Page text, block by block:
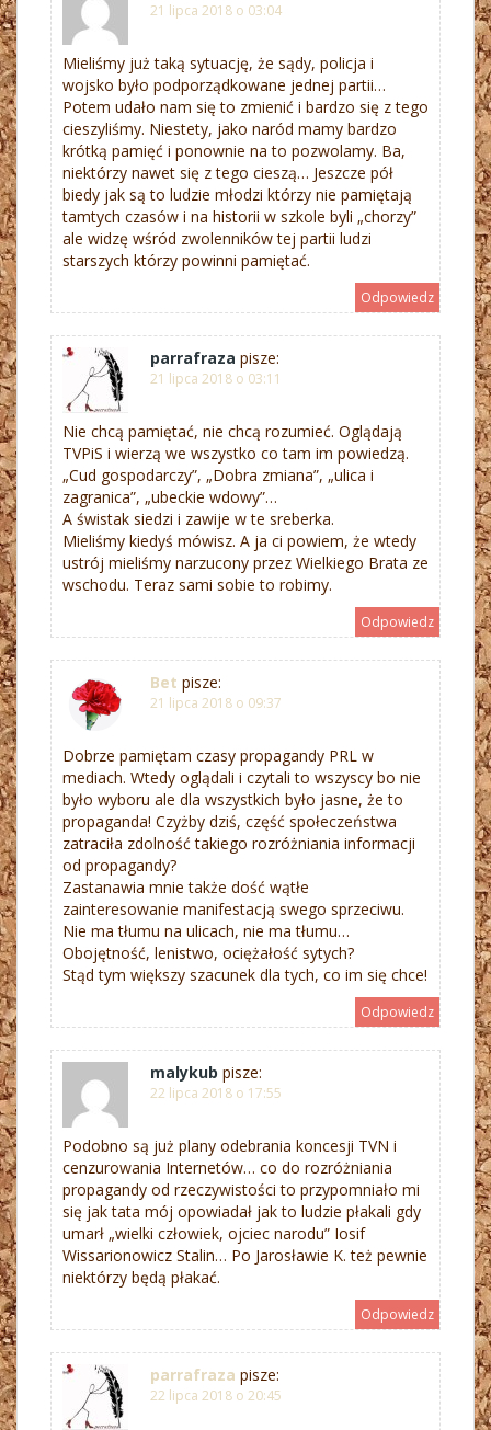
21 lipca 2018 o 03:04
Mieliśmy już taką sytuację, że sądy, policja i
wojsko było podporządkowane jednej partii…
Potem udało nam się to zmienić i bardzo się z tego
cieszyliśmy. Niestety, jako naród mamy bardzo
krótką pamięć i ponownie na to pozwolamy. Ba,
niektórzy nawet się z tego cieszą… Jeszcze pół
biedy jak są to ludzie młodzi którzy nie pamiętają
tamtych czasów i na historii w szkole byli „chorzy”
ale widzę wśród zwolenników tej partii ludzi
starszych którzy powinni pamiętać.
Odpowiedz
parrafraza pisze:
21 lipca 2018 o 03:11
Nie chcą pamiętać, nie chcą rozumieć. Oglądają
TVPiS i wierzą we wszystko co tam im powiedzą.
„Cud gospodarczy”, „Dobra zmiana”, „ulica i
zagranica”, „ubeckie wdowy”…
A świstak siedzi i zawije w te sreberka.
Mieliśmy kiedyś mówisz. A ja ci powiem, że wtedy
ustrój mieliśmy narzucony przez Wielkiego Brata ze
wschodu. Teraz sami sobie to robimy.
Odpowiedz
Bet pisze:
21 lipca 2018 o 09:37
Dobrze pamiętam czasy propagandy PRL w
mediach. Wtedy oglądali i czytali to wszyscy bo nie
było wyboru ale dla wszystkich było jasne, że to
propaganda! Czyżby dziś, część społeczeństwa
zatraciła zdolność takiego rozróżniania informacji
od propagandy?
Zastanawia mnie także dość wątłe
zainteresowanie manifestacją swego sprzeciwu.
Nie ma tłumu na ulicach, nie ma tłumu…
Obojętność, lenistwo, ociężałość sytych?
Stąd tym większy szacunek dla tych, co im się chce!
Odpowiedz
malykub pisze:
22 lipca 2018 o 17:55
Podobno są już plany odebrania koncesji TVN i
cenzurowania Internetów… co do rozróżniania
propagandy od rzeczywistości to przypomniało mi
się jak tata mój opowiadał jak to ludzie płakali gdy
umarł „wielki człowiek, ojciec narodu” Iosif
Wissarionowicz Stalin… Po Jarosławie K. też pewnie
niektórzy będą płakać.
Odpowiedz
parrafraza pisze:
22 lipca 2018 o 20:45